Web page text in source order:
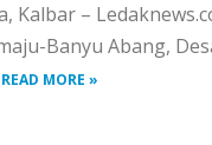
–
Banyu Abang,
READ MORE »